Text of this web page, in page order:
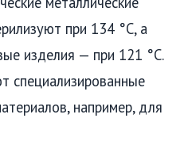
при 134 °C, а
изделия — при 121 °C.
специализированные
например, для